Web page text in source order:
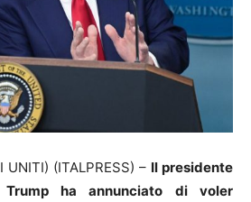
UNITI) (ITALPRESS) – Il presidente
Trump ha annunciato di voler